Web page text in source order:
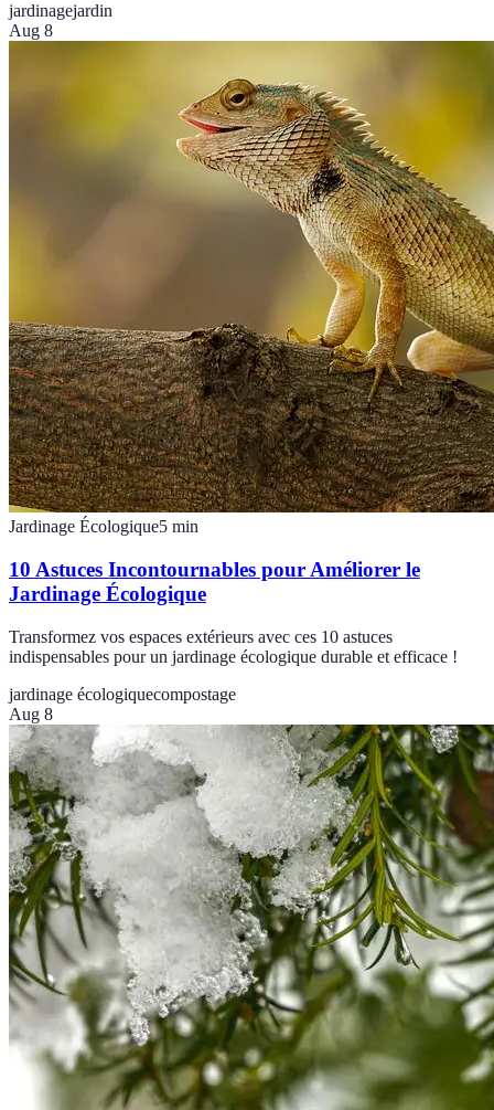
jardinagejardin
Aug 8
Jardinage Écologique5 min
10 Astuces Incontournables pour Améliorer le
Jardinage Écologique
Transformez vos espaces extérieurs avec ces 10 astuces
indispensables pour un jardinage écologique durable et efficace !
jardinage écologiquecompostage
Aug 8